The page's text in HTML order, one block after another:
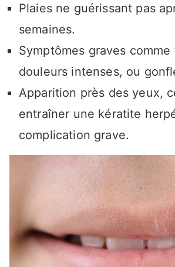
Plaies ne guérissant pas
semaines.
Symptômes graves
douleurs intenses, ou
Apparition près des yeux,
entraîner une kératite
complication grave.